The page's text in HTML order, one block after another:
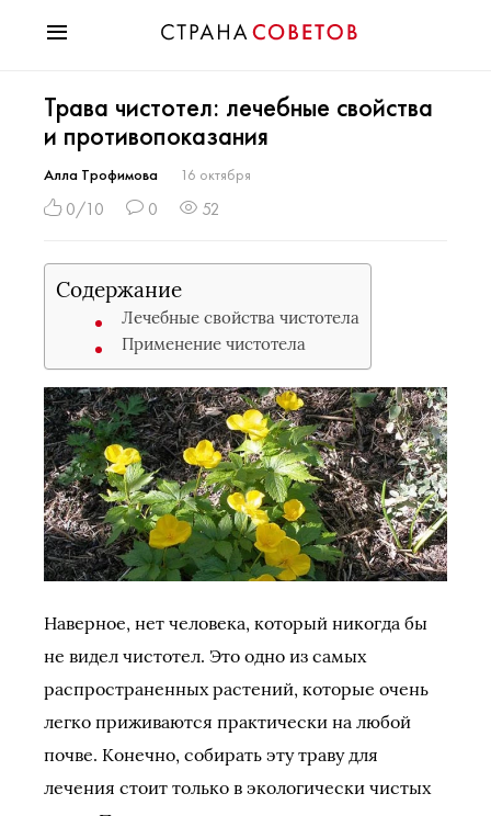
Мода
Звезды
Гороскопы
Здоровье
Хобби
Разное
Праздники
Трава чистотел: лечебные свойства
и противопоказания
Алла Трофимова 16 октября
0/10 0 52
Содержание
Лечебные свойства чистотела
Применение чистотела
Наверное, нет человека, который никогда бы
не видел чистотел. Это одно из самых
распространенных растений, которые очень
легко приживаются практически на любой
почве. Конечно, собирать эту траву для
лечения стоит только в экологически чистых